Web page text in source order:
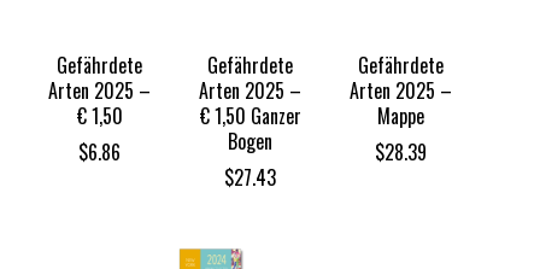
Gefährdete
Arten 2025 –
€ 1,50
$6.86
Gefährdete
Arten 2025 –
€ 1,50 Ganzer
Bogen
$27.43
Gefährdete
Arten 2025 –
Mappe
$28.39